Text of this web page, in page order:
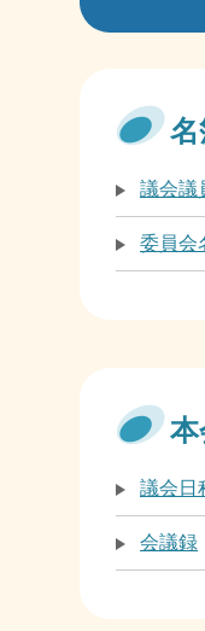
名
議会議
委員会
本
議会日
会議録